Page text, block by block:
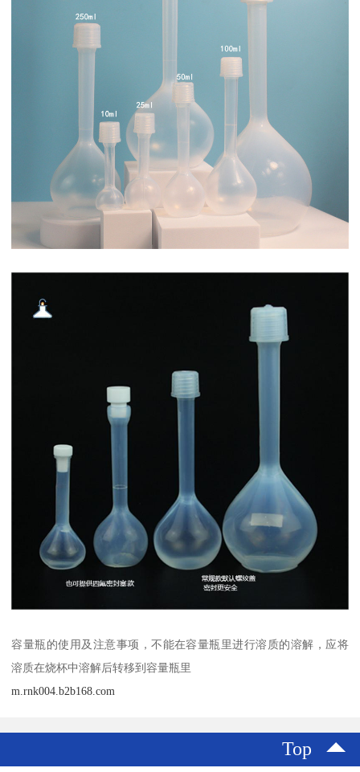
容量瓶的使用及注意事项，不能在容量瓶里进行溶质的溶解，应将
溶质在烧杯中溶解后转移到容量瓶里
m.rnk004.b2b168.com
Top